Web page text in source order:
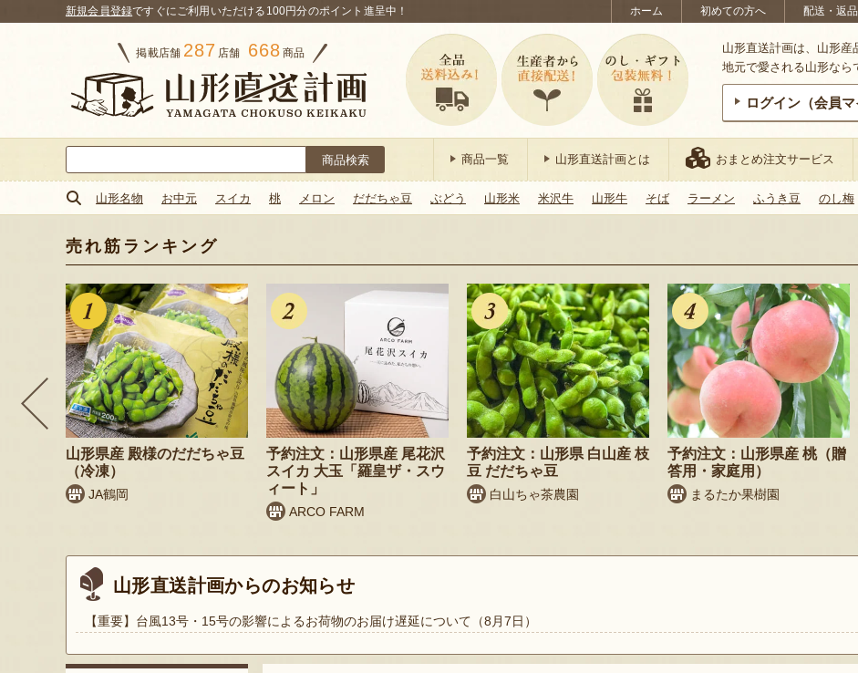
ホーム 初めての方へ 配送・返
新規会員登録ですぐにご利用いただける100円分のポイント進呈中！
掲載店舗 287 店舗 668 商品
山形直送計画は、山形産
地元で愛される山形なら
ログイン（会員マ
索:
商品一覧 山形直送計画とは おまとめ注文サービス
山形名物 お中元 スイカ 桃 メロン だだちゃ豆 ぶどう 山形米 米沢牛 山形牛 そば ラーメン ふうき豆 のし梅
売れ筋ランキング
山形県産 殿様のだだちゃ豆
（冷凍）
JA鶴岡
予約注文：山形県産 尾花沢
スイカ 大玉「羅皇ザ・スウ
ィート」
ARCO FARM
予約注文：山形県 白山産 枝
豆 だだちゃ豆
白山ちゃ茶農園
予約注文：山形県産 桃（贈
答用・家庭用）
まるたか果樹園
山形直送計画からのお知らせ
【重要】台風13号・15号の影響によるお荷物のお届け遅延について（8月7日）